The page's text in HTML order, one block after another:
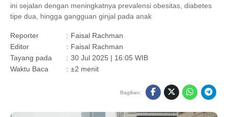
ini sejalan dengan meningkatnya prevalensi obesitas, diabetes
tipe dua, hingga gangguan ginjal pada anak
Reporter : Faisal Rachman
Editor
: Faisal Rachman
Tayang pada
: 30 Jul 2025 | 16:05 WIB
Waktu Baca
: ±2 menit
Bagikan: